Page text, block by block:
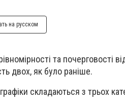
на русском
та почерговості
двох, як було раніше.
складаються з трьох